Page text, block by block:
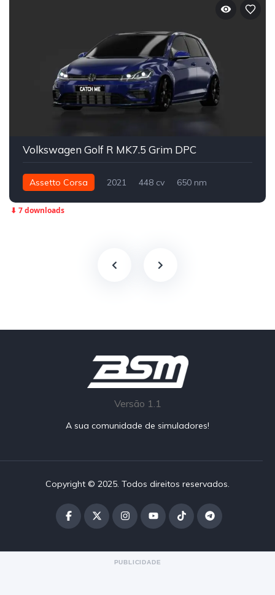
Volkswagen Golf R MK7.5 Grim DPC
Assetto Corsa 2021 448 cv
650 nm
⬇ 7 downloads
Versão 1.1
A sua comunidade de simuladores!
Copyright © 2025. Todos direitos reservados.
PUBLICIDADE